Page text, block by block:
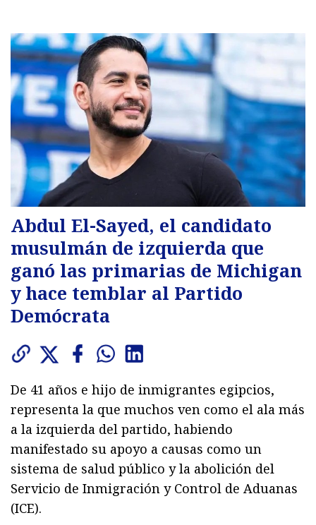
Abdul El-Sayed, el candidato
musulmán de izquierda que
ganó las primarias de Michigan
y hace temblar al Partido
Demócrata
De 41 años e hijo de inmigrantes egipcios,
representa la que muchos ven como el ala más
a la izquierda del partido, habiendo
manifestado su apoyo a causas como un
sistema de salud público y la abolición del
Servicio de Inmigración y Control de Aduanas
(ICE).